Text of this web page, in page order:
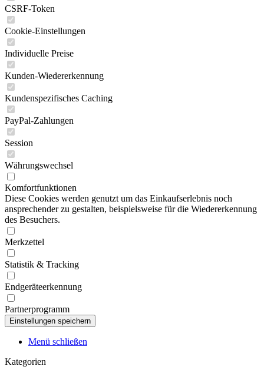
CSRF-Token
Cookie-Einstellungen
Individuelle Preise
Kunden-Wiedererkennung
Kundenspezifisches Caching
PayPal-Zahlungen
Session
Währungswechsel
Komfortfunktionen
Diese Cookies werden genutzt um das Einkaufserlebnis noch
ansprechender zu gestalten, beispielsweise für die Wiedererkennung
des Besuchers.
Merkzettel
Statistik & Tracking
Endgeräteerkennung
Partnerprogramm
Menü schließen
Kategorien